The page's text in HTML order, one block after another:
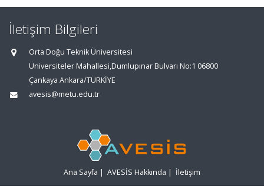
İletişim Bilgileri
Orta Doğu Teknik Üniversitesi
Üniversiteler Mahallesi,Dumlupınar Bulvarı No:1 06800
Çankaya Ankara/TÜRKİYE
avesis@metu.edu.tr
Ana Sayfa | AVESİS Hakkında | İletişim